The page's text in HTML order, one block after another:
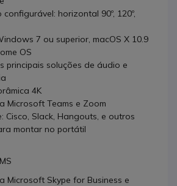
horizontal 90º, 120º,
7 ou superior, macOS X 10.9
OS
principais soluções de áudio e
4K
Microsoft Teams e Zoom
Cisco, Slack, Hangouts, e outros
montar no portátil
Microsoft Skype for Business e